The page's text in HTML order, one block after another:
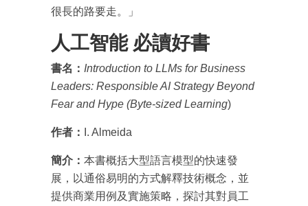
很長的路要走。」
人工智能 必讀好書
書名： Introduction to LLMs for Business
Leaders: Responsible AI Strategy Beyond
Fear and Hype (Byte-sized Learning)
作者： I. Almeida
簡介： 本書概括大型語言模型的快速發
展，以通俗易明的方式解釋技術概念，並
提供商業用例及實施策略，探討其對員工
箱！